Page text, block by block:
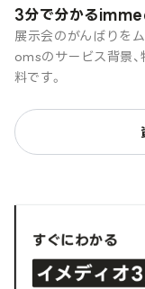
3分で分かる
展示会のがんばりを
omsのサービス背景、
料です。